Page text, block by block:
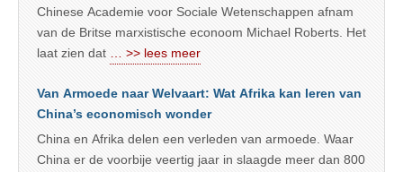
Chinese Academie voor Sociale Wetenschappen afnam
van de Britse marxistische econoom Michael Roberts. Het
laat zien dat … >> lees meer
Van Armoede naar Welvaart: Wat Afrika kan leren van
China’s economisch wonder
China en Afrika delen een verleden van armoede. Waar
China er de voorbije veertig jaar in slaagde meer dan 800